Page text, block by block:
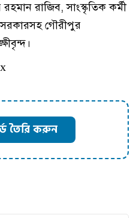
রাজিব, সাংস্কৃতিক কর্মী
সরকারসহ গৌরীপুর
তৈরি করুন